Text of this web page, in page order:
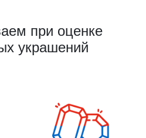
при оценке
украшений